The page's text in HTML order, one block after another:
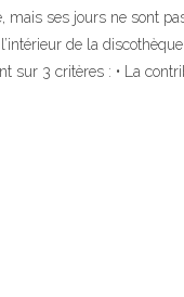
mais ses jours ne sont
de la
sur 3 critères : • La